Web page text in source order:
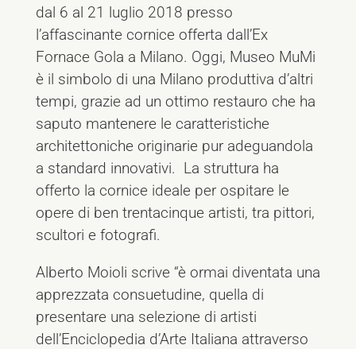
dal 6 al 21 luglio 2018 presso
l’affascinante cornice offerta dall’Ex
Fornace Gola a Milano. Oggi, Museo MuMi
è il simbolo di una Milano produttiva d’altri
tempi, grazie ad un ottimo restauro che ha
saputo mantenere le caratteristiche
architettoniche originarie pur adeguandola
a standard innovativi. La struttura ha
offerto la cornice ideale per ospitare le
opere di ben trentacinque artisti, tra pittori,
scultori e fotografi.
Alberto Moioli scrive “è ormai diventata una
apprezzata consuetudine, quella di
presentare una selezione di artisti
dell’Enciclopedia d’Arte Italiana attraverso